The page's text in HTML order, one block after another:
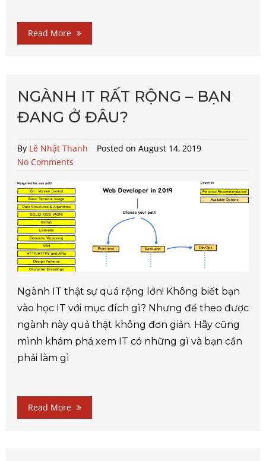
Read More
NGÀNH IT RẤT RỘNG – BẠN
ĐANG Ở ĐÂU?
By Lê Nhật Thanh
Posted on August 14, 2019
No Comments
Ngành IT thật sự quá rộng lớn! Không biết bạn
vào học IT với mục đích gì? Nhưng để theo được
ngành này quả thật không đơn giản. Hãy cũng
mình khám phá xem IT có những gì và bạn cần
phải làm gì
Read More